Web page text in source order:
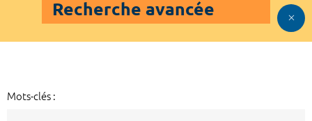
Recherche avancée
Mots-clés :